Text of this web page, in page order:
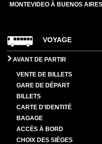
MONTEVIDEO À BUENOS AIRES
VOYAGE
AVANT DE PARTIR
VENTE DE BILLETS
GARE DE DÉPART
BILLETS
CARTE D'IDENTITÉ
BAGAGE
ACCÈS À BORD
CHOIX DES SIÈGES